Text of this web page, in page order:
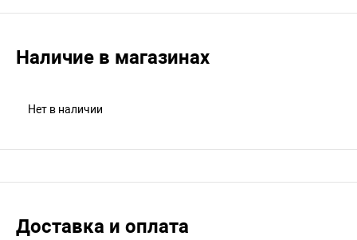
Наличие в магазинах
Нет в наличии
Доставка и оплата